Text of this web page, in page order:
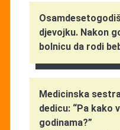
djevojku. Nakon
bolnicu da rodi
Medicinska
dedicu: “Pa kako
godinama?”